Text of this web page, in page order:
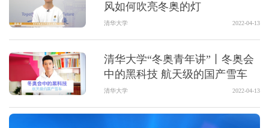
风如何吹亮冬奥的灯
清华大学 2022-04-13
清华大学“冬奥青年讲”丨冬奥会
中的黑科技 航天级的国产雪车
清华大学 2022-04-13